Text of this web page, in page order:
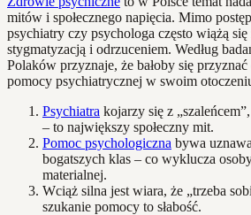
mitów i społecznego napięcia. Mimo
psychiatry czy psychologa często wiążą
stygmatyzacją i odrzuceniem. Według
Polaków przyznaje, że bałoby się
pomocy psychiatrycznej w swoim
Psychiatra kojarzy się z
– to największy społeczny mit.
Pomoc psychologiczna bywa
bogatszych klas – co wyklucza
materialnej.
Wciąż silna jest wiara, że „trzeba
szukanie pomocy to słabość.